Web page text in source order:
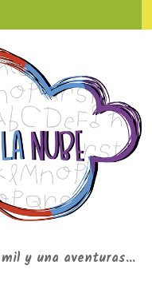
y una aventuras...